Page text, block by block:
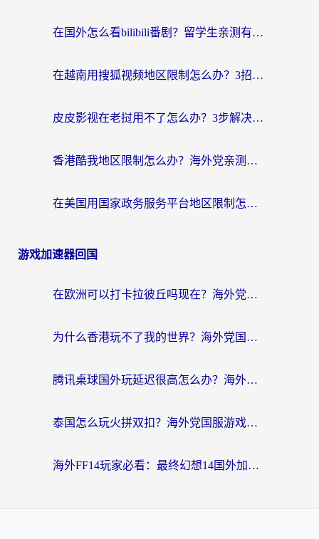
在国外怎么看bilibili番剧？留学生亲测有效的地域限制突破指南（附酷我酷狗音乐解决方法）
在越南用搜狐视频地区限制怎么办？3招解决海外看国内剧难题（附西瓜视频CCTV观看技巧）
皮皮影视在老挝用不了怎么办？3步解决海外看国内影视&财经的痛点
香港酷我地区限制怎么办？海外党亲测有效的回国加速方案来了
在美国用国家政务服务平台地区限制怎么办？海外华人必备的突破攻略（附追剧看片技巧）
游戏加速器回国
在欧洲可以打卡拉彼丘吗现在？海外党国服游戏加速器终极避坑指南
为什么香港玩不了我的世界？海外党国服游戏加速终极解决方案
腾讯桌球国外玩延迟很高怎么办？海外党亲测有效的国服游戏加速指南
泰国怎么玩火拼双扣？海外党国服游戏加速终极指南（附暗区突围植物大战僵尸实测）
海外FF14玩家必看：最终幻想14国外加速器下载安装全攻略+卡顿解决秘籍